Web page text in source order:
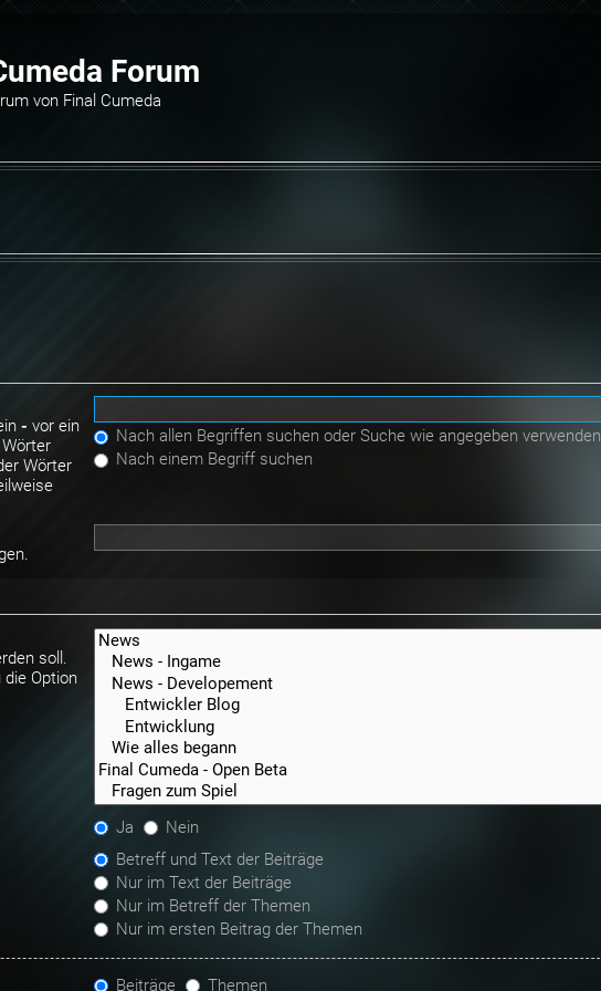
Forum
von Final Cumeda
- vor ein
Wörter
Nach allen Begriffen suchen oder Suche wie angegeben verwenden
Nach einem Begriff suchen
soll.
Option
Ja
Nein
Betreff und Text der Beiträge
Nur im Text der Beiträge
Nur im Betreff der Themen
Nur im ersten Beitrag der Themen
Beiträge Themen